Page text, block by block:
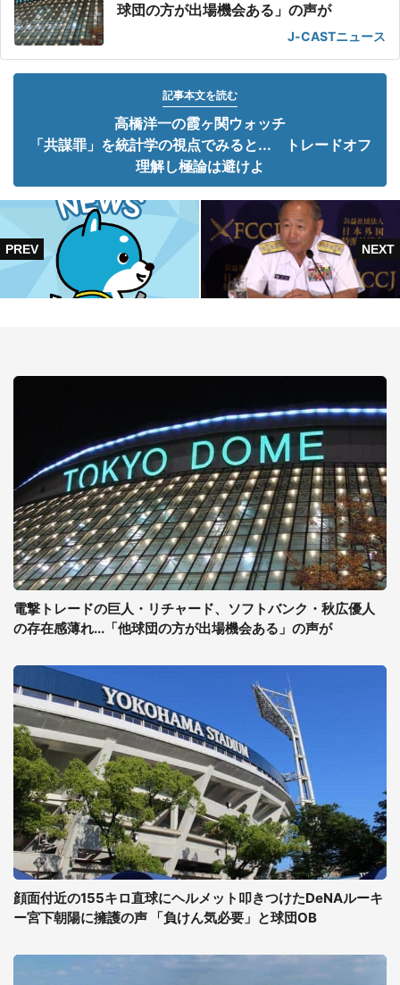
球団の方が出場機会ある」の声が
J-CASTニュース
記事本文を読む
高橋洋一の霞ヶ関ウォッチ
「共謀罪」を統計学の視点でみると... トレードオフ
理解し極論は避けよ
電撃トレードの巨人・リチャード、ソフトバンク・秋広優人
の存在感薄れ...「他球団の方が出場機会ある」の声が
顔面付近の155キロ直球にヘルメット叩きつけたDeNAルーキ
ー宮下朝陽に擁護の声 「負けん気必要」と球団OB